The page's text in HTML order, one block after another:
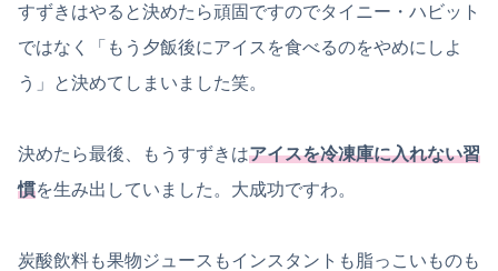
すずきはやると決めたら頑固ですのでタイニー・ハビット
ではなく「もう夕飯後にアイスを食べるのをやめにしよ
う」と決めてしまいました笑。
決めたら最後、もうすずきはアイスを冷凍庫に入れない習
慣を生み出していました。大成功ですわ。
炭酸飲料も果物ジュースもインスタントも脂っこいものも